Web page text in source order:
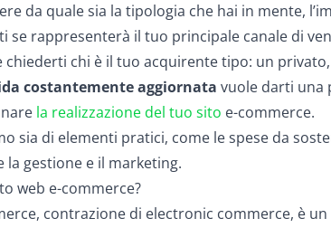
da quale sia la tipologia che hai in mente,
se rappresenterà il tuo principale canale di
chiederti chi è il tuo acquirente tipo: un privato,
costantemente aggiornata vuole darti una
la realizzazione del tuo sito e-commerce.
sia di elementi pratici, come le spese da
la gestione e il marketing.
web e-commerce?
contrazione di electronic commerce, è